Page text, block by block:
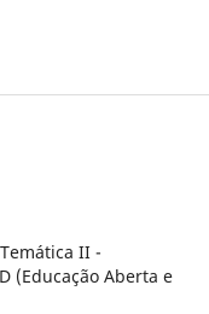
II -
(Educação Aberta e